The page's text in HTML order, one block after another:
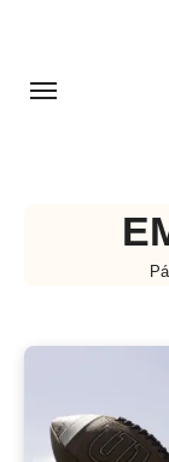
contenido